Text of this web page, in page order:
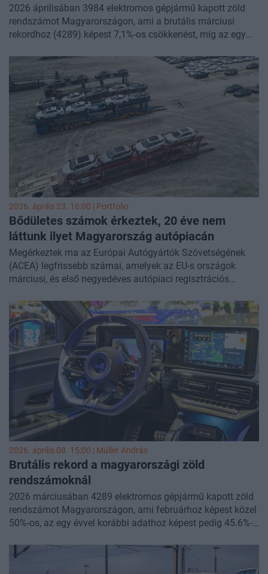
2026 áprilisában 3984 elektromos gépjármű kapott zöld
rendszámot Magyarországon, ami a brutális márciusi
rekordhoz (4289) képest 7,1%-os csökkenést, míg az egy
Energiaügyi Minisztérium legfrissebb adatai szerint a
tisztán elektromos gépjárművek száma megközelítette a
115 ezret a múlt hónap végén, amelyek közül több mint
106 000 személygépkocsi volt.
2026. április 23. 16:00 | Portfolio
Bődületes számok érkeztek, 20 éve nem
láttunk ilyet Magyarország autópiacán
Megérkeztek ma az Európai Autógyártók Szövetségének
(ACEA) legfrissebb számai, amelyek az EU-s országok
márciusi, és első negyedéves autópiaci regisztrációs
statisztikákban nem mindig találni izgalmakat, most
viszont a magyarországi adatok meglepő képet mutatnak,
ugyanis hirtelen 20 éve nem látott szintre ugrottak a hazai
autóeladások. Eközben az európai autópiac is szépen
növekedett, főleg az elektromos szegmensek jó
teljesítménye miatt, miközben a gyártók közül a BYD
mutatott kiemelkedő teljesítményt.
2026. április 08. 15:00 | Müller András
Brutális rekord a magyarországi zöld
rendszámoknál
2026 márciusában 4289 elektromos gépjármű kapott zöld
rendszámot Magyarországon, ami februárhoz képest közel
50%-os, az egy évvel korábbi adathoz képest pedig 45.6%-
szám, mint az eddigi, 2025 júliusában elért rekord (2967).
Az Energiaügyi Minisztérium legfrissebb adatai szerint a